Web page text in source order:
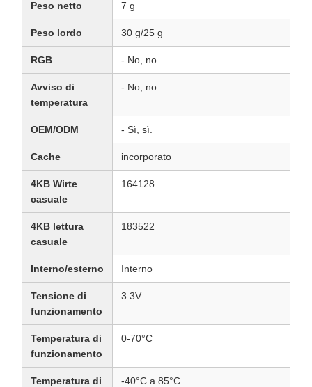
Peso netto 7 g
Peso lordo 30 g/25 g
RGB - No, no.
Avviso di
temperatura
- No, no.
OEM/ODM - Sì, sì.
Cache incorporato
4KB Wirte
casuale
164128
4KB lettura
casuale
183522
Interno/esterno Interno
Tensione di
funzionamento
3.3V
Temperatura di
funzionamento
0-70°C
Temperatura di
-40°C a 85°C